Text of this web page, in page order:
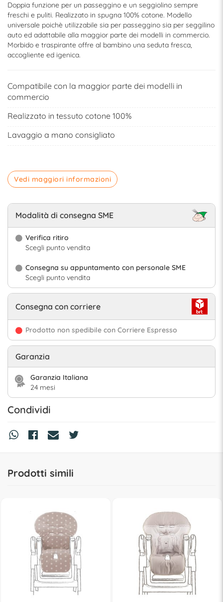
Doppia funzione per un passeggino e un seggiolino sempre
freschi e puliti. Realizzato in spugna 100% cotone. Modello
universale poichè utilizzabile sia per passeggino sia per seggilino
auto ed adattabile alla maggior parte dei modelli in commercio.
Morbido e traspirante offre al bambino una seduta fresca,
accogliente ed igenica.
Compatibile con la maggior parte dei modelli in
commercio
Realizzato in tessuto cotone 100%
Lavaggio a mano consigliato
Vedi maggiori informazioni
Modalità di consegna SME
Verifica ritiro
Scegli punto vendita
Consegna su appuntamento con personale SME
Scegli punto vendita
Consegna con corriere
Prodotto non spedibile con Corriere Espresso
Garanzia
Garanzia Italiana
24 mesi
Condividi
Prodotti simili